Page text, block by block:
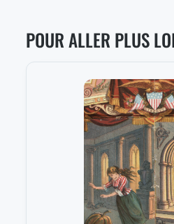
POUR ALLER PLUS